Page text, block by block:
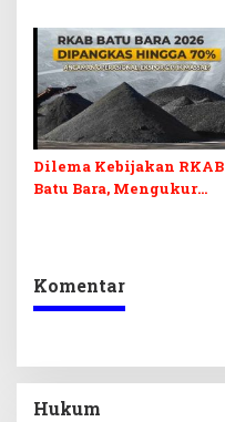
dan Pelunasan Utang
Infrastruktur
Dilema Kebijakan RKAB
Batu Bara, Mengukur
Komentar
Hukum